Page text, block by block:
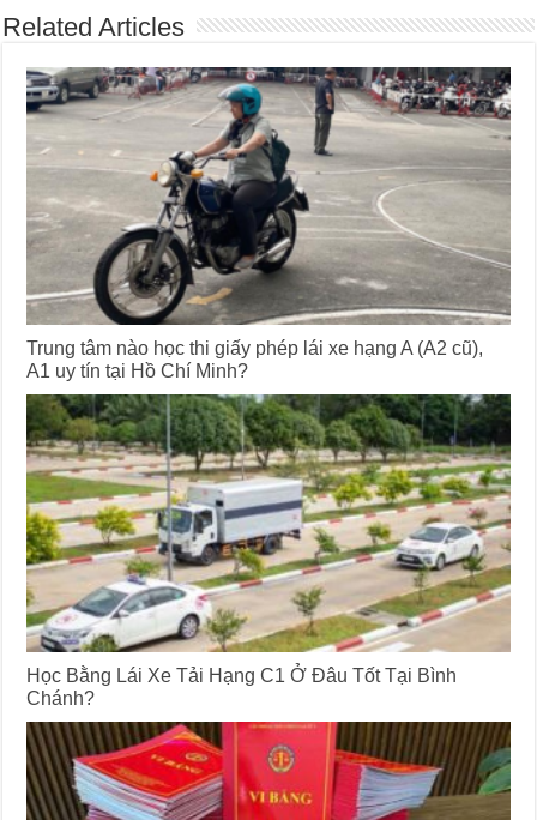
Related Articles
Trung tâm nào học thi giấy phép lái xe hạng A (A2 cũ),
A1 uy tín tại Hồ Chí Minh?
Học Bằng Lái Xe Tải Hạng C1 Ở Đâu Tốt Tại Bình
Chánh?